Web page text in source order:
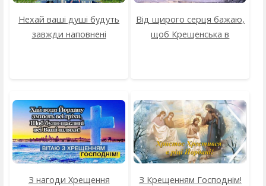
Нехай ваші душі будуть
завжди наповнені
Від щирого серця бажаю,
щоб Крещенська в
З нагоди Хрещення
З Крещенням Господнім!